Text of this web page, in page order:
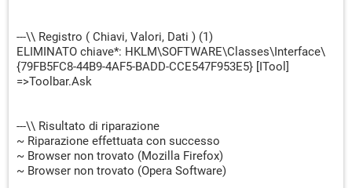
---\\ Registro ( Chiavi, Valori, Dati ) (1)
ELIMINATO chiave*: HKLM\SOFTWARE\Classes\Interface\
{79FB5FC8-44B9-4AF5-BADD-CCE547F953E5} [ITool]
=>Toolbar.Ask
---\\ Risultato di riparazione
~ Riparazione effettuata con successo
~ Browser non trovato (Mozilla Firefox)
~ Browser non trovato (Opera Software)